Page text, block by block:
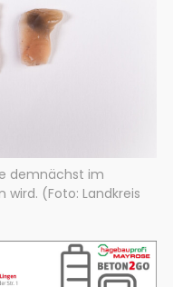
demnächst im
(Foto: Landkreis